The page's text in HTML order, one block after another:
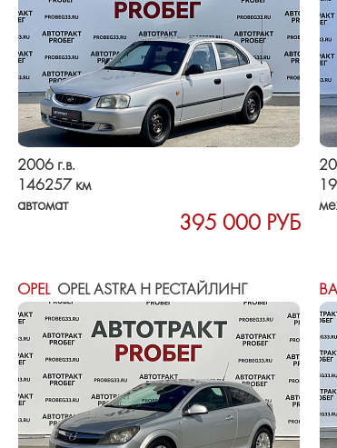
2006 г.в.
146257 км
автомат
395 000 РУБ
OPELOPEL ASTRA H РЕСТАЙЛИНГ